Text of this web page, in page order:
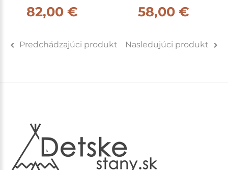
82,00 € 58,00 €
Predchádzajúci produkt Nasledujúci produkt